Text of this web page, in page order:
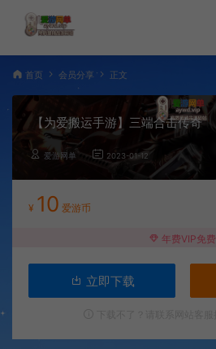
首页 会员分享 正文
【为爱搬运手游】三端合击传奇
爱游网单 2023-01-12
¥ 10 爱游币
年费VIP免费
立即下载